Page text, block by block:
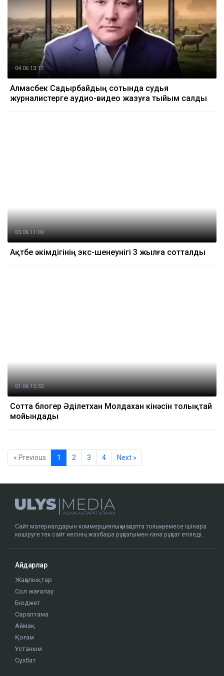
04.06 13:17
Алмасбек Садырбайдың сотында судья
журналистерге аудио-видео жазуға тыйым салды
03.06 11:00
Ақтөбе әкімдігінің экс-шенеунігі 3 жылға сотталды
01.06 15:32
Сотта блогер Әділетхан Молдахан кінәсін толықтай
мойындады
« Previous 1 2 3 4 Next »
Сайт материалдарын коммерциялық мақсатта толық немесе ішінара
көшіруге тек сайт иесінің жазбаша рұқсатымен ғана рұқсат етіледі.
Айдарлар
Жаңалықтар
Сол жағалау
Бюджет
Сараптама
Аймақ
Қоғам
Ұстаным
Сұхбат